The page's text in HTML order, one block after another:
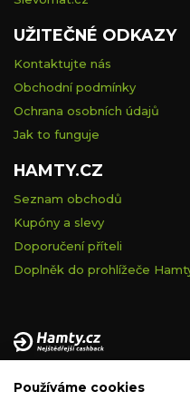
sídlem Na vápence 2885/2a,
UŽITEČNÉ ODKAZY
Kontaktujte nás
Obchodní podmínky
Ochrana osobních údajů
Jak to funguje
HAMTY.CZ
Seznam obchodů
Kupóny a slevy
Doporučení příteli
Doplněk do prohlížeče
Používáme cookies